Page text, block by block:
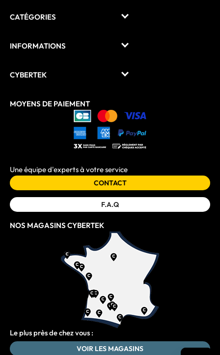
CATÉGORIES
INFORMATIONS
CYBERTEK
MOYENS DE PAIEMENT
Une équipe d'experts à votre service
CONTACT
F.A.Q
NOS MAGASINS CYBERTEK
Le plus près de chez vous :
VOIR LES MAGASINS